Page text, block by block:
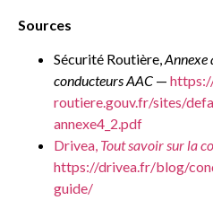
Sources
Sécurité Routière,Annexe
conducteurs AAC —
routiere.gouv.fr/sites/
annexe4_2.pdf
Drivea, Tout savoir sur la
https://drivea.fr/blog/
guide/